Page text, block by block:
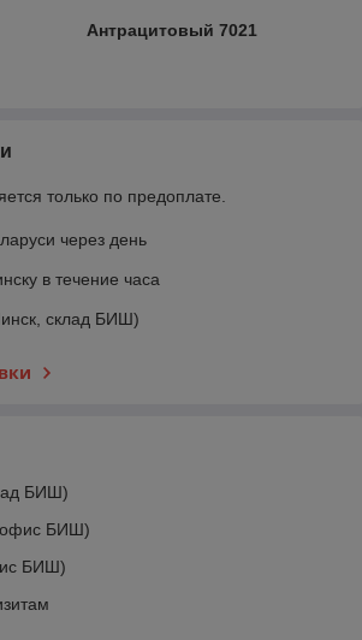
Антрацитовый 7021
только по предоплате.
через день
в течение часа
склад БИШ)
БИШ)
БИШ)
БИШ)